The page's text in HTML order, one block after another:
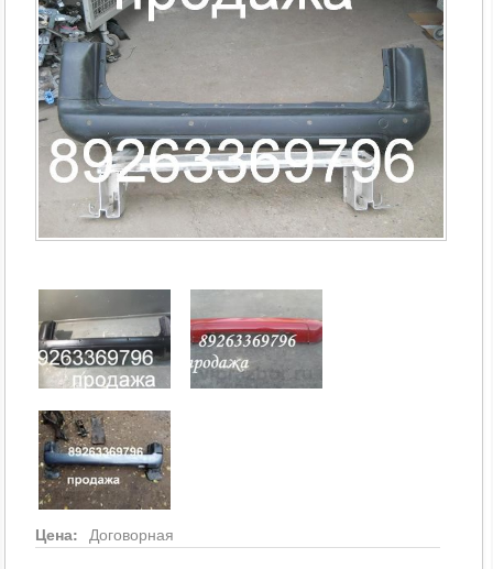
Цена: Договорная